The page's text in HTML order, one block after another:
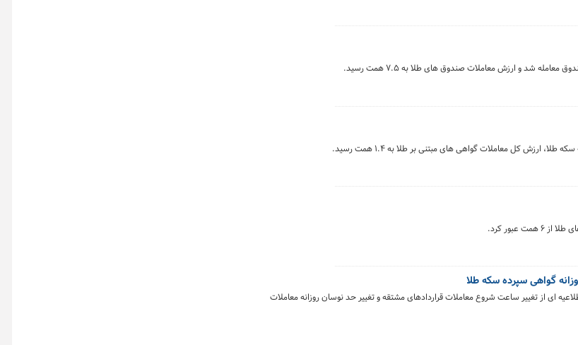
گواهی سپرده سکه طلا
ای از تغییر ساعت شروع معاملات قراردادهای مشتقه و تغییر حد نوسان روزانه معاملات